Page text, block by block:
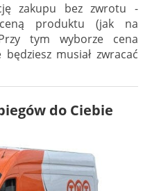
zakupu bez zwrotu -
produktu (jak na
tym wyborze cena
musiał zwracać
do Ciebie